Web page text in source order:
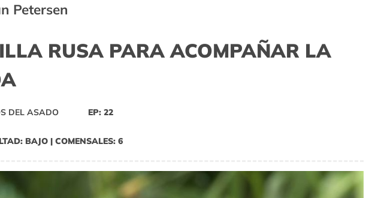
Petersen
RUSA PARA ACOMPAÑAR LA
DEL ASADO EP: 22
BAJO | COMENSALES: 6